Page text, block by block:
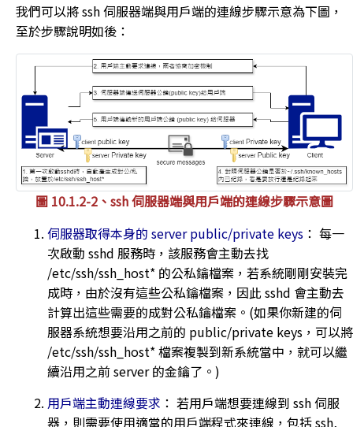
我們可以將 ssh 伺服器端與用戶端的連線步驟示意為下圖，
至於步驟說明如後：
圖 10.1.2-2、ssh 伺服器端與用戶端的連線步驟示意圖
伺服器取得本身的 server public/private keys ： 每一
次啟動 sshd 服務時，該服務會主動去找
/etc/ssh/ssh_host* 的公私鑰檔案，若系統剛剛安裝完
成時，由於沒有這些公私鑰檔案，因此 sshd 會主動去
計算出這些需要的成對公私鑰檔案。(如果你新建的伺
服器系統想要沿用之前的 public/private keys，可以將
/etc/ssh/ssh_host* 檔案複製到新系統當中，就可以繼
續沿用之前 server 的金鑰了。)
用戶端主動連線要求 ： 若用戶端想要連線到 ssh 伺服
器，則需要使用適當的用戶端程式來連線，包括 ssh,